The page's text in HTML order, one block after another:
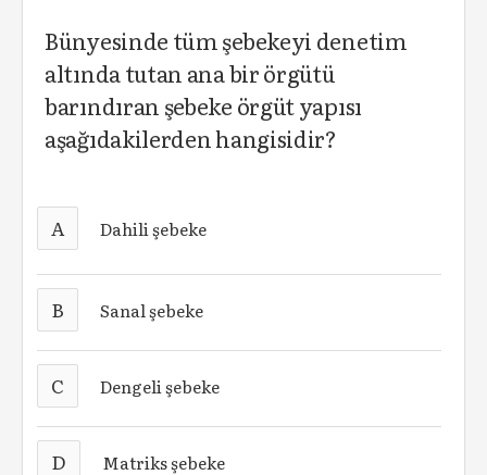
Bünyesinde tüm şebekeyi denetim
altında tutan ana bir örgütü
barındıran şebeke örgüt yapısı
aşağıdakilerden hangisidir?
A Dahili şebeke
B Sanal şebeke
C Dengeli şebeke
D Matriks şebeke